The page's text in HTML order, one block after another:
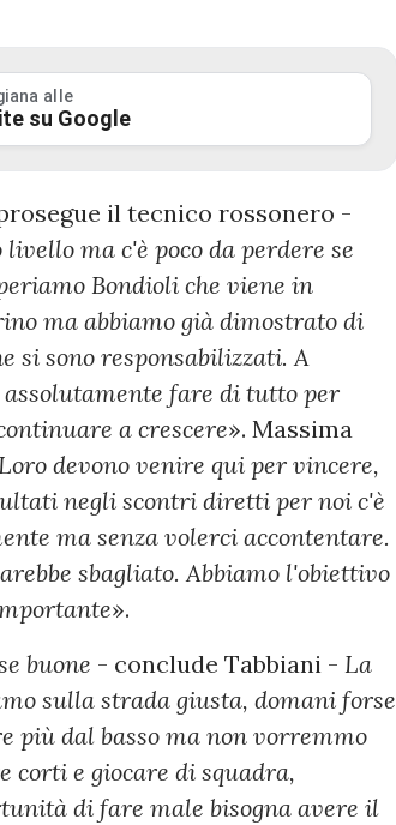
alle
su Google
il tecnico rossonero -
ma c'è poco da perdere se
Bondioli che viene in
ma abbiamo già dimostrato di
si sono responsabilizzati. A
fare di tutto per
a crescere». Massima
devono venire qui per vincere,
negli scontri diretti per noi c'è
ma senza volerci accontentare.
sbagliato. Abbiamo l'obiettivo
».
buone - conclude Tabbiani - La
sulla strada giusta, domani forse
più dal basso ma non vorremmo
corti e giocare di squadra,
di fare male bisogna avere il